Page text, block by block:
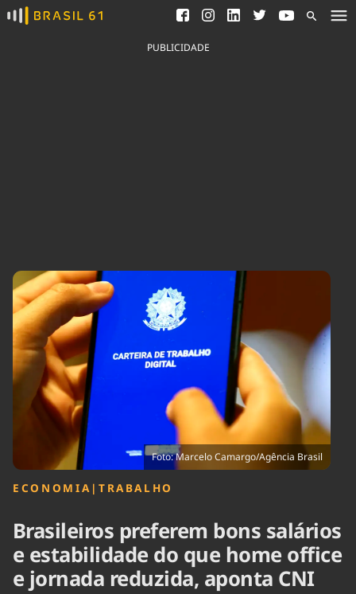
Ver todas as notícias
Saneamento
Indicadores
Agronegócios
Brasil
Brasil Mineral
Ciência &
Tecnologia
Cinema
Comportamento
Cultura
Economia
Educação
Infraestrutura
Meio Ambiente
Podcast
Política
Saúde
Tempo
PUBLICIDADE
Foto: Marcelo Camargo/Agência Brasil
ECONOMIA | TRABALHO
Brasileiros preferem bons salários
e estabilidade do que home office
e jornada reduzida, aponta CNI